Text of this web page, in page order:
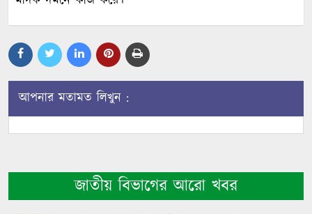
আপনার মতামত লিখুন :
জাতীয় বিভাগের আরো খবর